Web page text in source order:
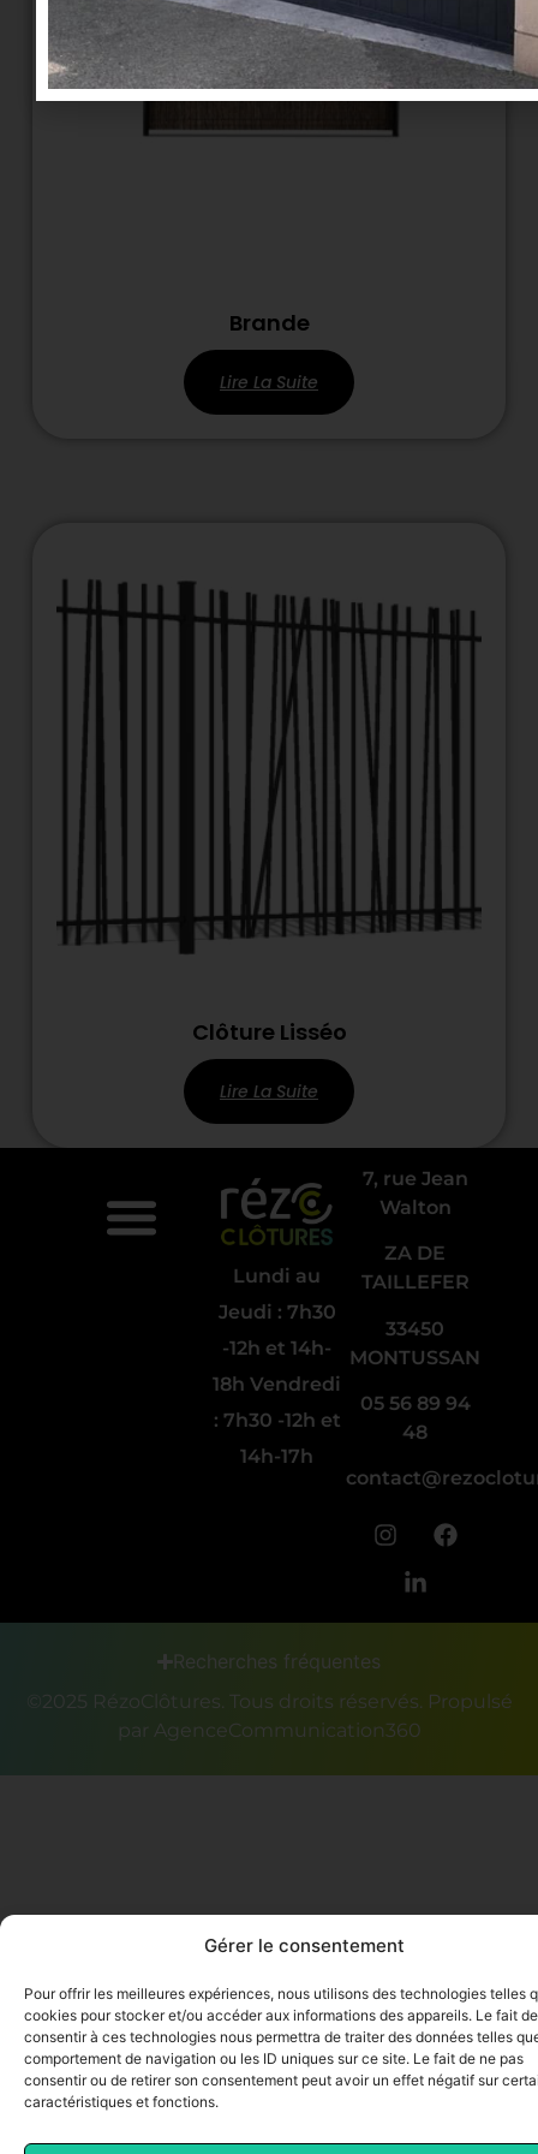
Gérer le consentement
Pour offrir les meilleures expériences, nous utilisons des technologies telles
cookies pour stocker et/ou accéder aux informations des appareils. Le fait de
consentir à ces technologies nous permettra de traiter des données telles
comportement de navigation ou les ID uniques sur ce site. Le fait de ne pas
consentir ou de retirer son consentement peut avoir un effet négatif sur
caractéristiques et fonctions.
Brande
Lire La Suite
Clôture Lisséo
Lire La Suite
Lundi au
Jeudi : 7h30
-12h et 14h-
18h Vendredi
: 7h30 -12h et
14h-17h
7, rue Jean
Walton
ZA DE
TAILLEFER
33450
MONTUSSAN
05 56 89 94
48
Recherches fréquentes
©2025 RézoClôtures. Tous droits réservés. Propulsé
par AgenceCommunication360